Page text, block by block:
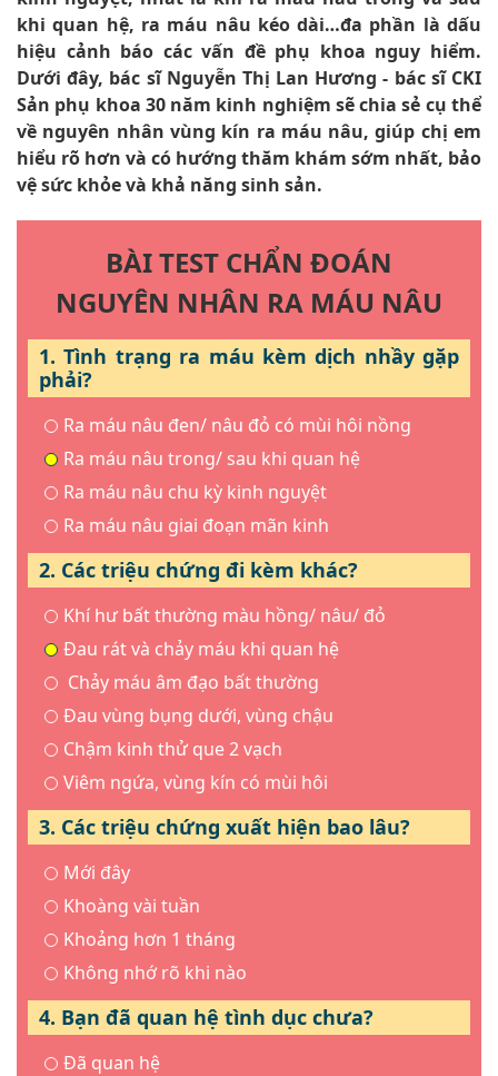
khi quan hệ, ra máu nâu kéo dài…đa phần là dấu
hiệu cảnh báo các vấn đề phụ khoa nguy hiểm.
Dưới đây, bác sĩ Nguyễn Thị Lan Hương - bác sĩ CKI
Sản phụ khoa 30 năm kinh nghiệm sẽ chia sẻ cụ thể
về nguyên nhân vùng kín ra máu nâu, giúp chị em
hiểu rõ hơn và có hướng thăm khám sớm nhất, bảo
vệ sức khỏe và khả năng sinh sản.
BÀI TEST CHẨN ĐOÁN
NGUYÊN NHÂN RA MÁU NÂU
1. Tình trạng ra máu kèm dịch nhầy gặp
phải?
Ra máu nâu đen/ nâu đỏ có mùi hôi nồng
Ra máu nâu trong/ sau khi quan hệ
Ra máu nâu chu kỳ kinh nguyệt
Ra máu nâu giai đoạn mãn kinh
2. Các triệu chứng đi kèm khác?
Khí hư bất thường màu hồng/ nâu/ đỏ
Đau rát và chảy máu khi quan hệ
Chảy máu âm đạo bất thường
Đau vùng bụng dưới, vùng chậu
Chậm kinh thử que 2 vạch
Viêm ngứa, vùng kín có mùi hôi
3. Các triệu chứng xuất hiện bao lâu?
Mới đây
Khoàng vài tuần
Khoảng hơn 1 tháng
Không nhớ rõ khi nào
4. Bạn đã quan hệ tình dục chưa?
Đã quan hệ